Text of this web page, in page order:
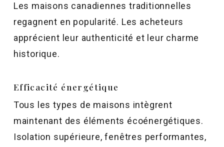
Les maisons canadiennes traditionnelles
regagnent en popularité. Les acheteurs
apprécient leur authenticité et leur charme
historique.
Efficacité énergétique
Tous les types de maisons intègrent
maintenant des éléments écoénergétiques.
Isolation supérieure, fenêtres performantes,